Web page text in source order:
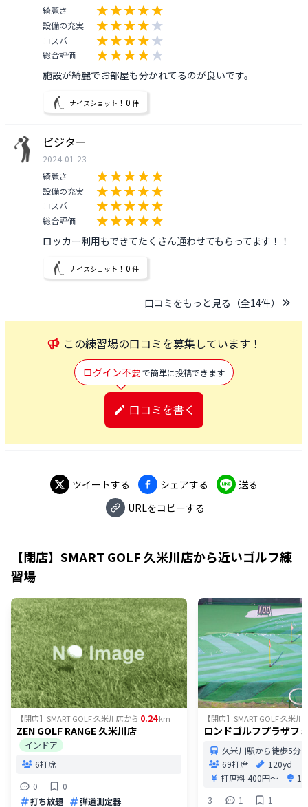
綺麗さ
設備の充実
コスパ
総合評価
ナイスショット！ 0 件
ビジター
2024-01-23
綺麗さ
設備の充実
コスパ
総合評価
ロッカー利用もできてたくさん通わせてもらってます！！
ナイスショット！ 0 件
口コミをもっと見る（全14件）
この練習場の口コミを募集しています！
ログイン不要で簡単に投稿できます
口コミを書く
ツイートする シェアする
送る
URLをコピーする
【閉店】SMART GOLF 久米川店から近いゴルフ練
習場
【閉店】SMART GOLF 久米川店から 0.24km
ZEN GOLF RANGE 久米川店
インドア
6打席
0
0
打ち放題
弾道測定器
【閉店】SMART GOLF 久米川
ロンドゴルフプラザフ
久米川駅から徒歩5分
69打席
120yd
打席料400円〜
3
1 1